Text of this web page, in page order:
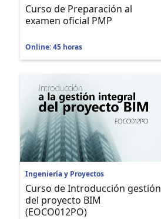
Curso de Preparación al
examen oficial PMP
Online: 45 horas
Ingeniería y Proyectos
Curso de Introducción gestión
del proyecto BIM
(EOCO012PO)